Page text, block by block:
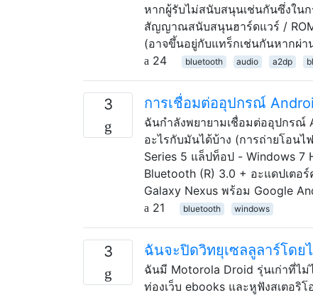
หากผู้รับไม่สนับสนุนเช่นกันซึ่งใน
สัญญาณสนับสนุนฮาร์ดแวร์ /
(อาจขึ้นอยู่กับแทร็กเช่นกันหากผ่า
24
bluetooth audio a2dp
3 การเชื่อมต่ออุปกรณ์
ฉันกำลังพยายามเชื่อมต่ออุปกรณ์
อะไรกับมันได้บ้าง (การถ่ายโอน
Series 5 แล็ปท็อป - Windows 7
Bluetooth (R) 3.0 + อะแดปเตอร์
Galaxy Nexus พร้อม Google
21
bluetooth windows
3 ฉันจะปิดวิทยุเซลลูลาร์โดย
ฉันมี Motorola Droid รุ่นเก่าที่ไม่
ท่องเว็บ ebooks และหูฟังสเตอริ